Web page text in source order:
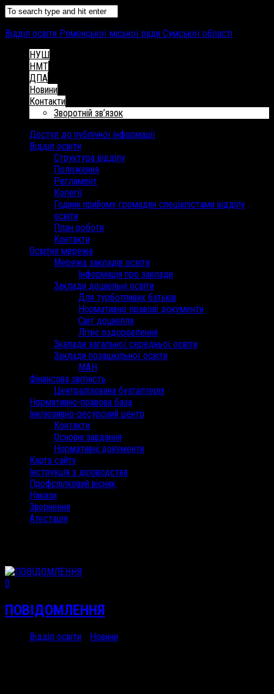
Відділ освіти Роменської міської ради Сумської області
НУШ
НМТ
ДПА
Новини
Контакти
Зворотній зв’язок
Доступ до публічної інформації
Відділ освіти
Структура відділу
Положення
Регламент
Колегії
Години прийому громадян спеціалістами відділу
освіти
План роботи
Контакти
Освітня мережа
Мережа закладів освіти
Інформація про заклади
Заклади дошкільні освіти
Для турботливих батьків
Нормативно-правові документи
Світ дошкілля
Літнє оздоровлення
Зкалади загальної середньої освіти
Заклади позашкільної освіти
МАН
Фінансова звітність
Централізована бухгалтерія
Нормативно-правова база
Інклюзивно-ресурсний центр
Контакти
Основні завдання
Нормативні документи
Карта сайту
Інструкція з діловодства
Профспілковий вісник
Накази
Звернення
Атестація
0
ПОВІДОМЛЕННЯ
Відділ освіти
Новини